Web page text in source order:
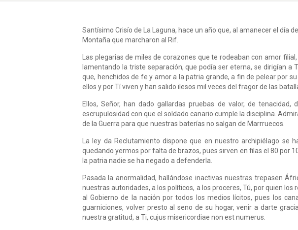
Santísimo Crisío de La Laguna, hace un año que, al amanecer el día
Montaña que marcharon al Rif.
Las plegarias de miles de corazones que te rodeaban con amor
lamentando la triste separación, que podía ser eterna, se dirigían
que, henchidos de fe y amor a la patria grande, a fin de pelear por
ellos y por Tí viven y han salido ilesos mil veces del fragor de las
Ellos, Señor, han dado gallardas pruebas de valor, de
escrupulosidad con que el soldado canario cumple la disciplina.
de la Guerra para que nuestras baterías no salgan de Marrruecos.
La ley da Reclutamiento dispone que en nuestro archipiélago
quedando yermos por falta de brazos, pues sirven en filas el 80 por
la patria nadie se ha negado a defenderla.
Pasada la anormalidad, hallándose inactivas nuestras trepasen
nuestras autoridades, a los políticos, a los proceres, Tú, por quien
al Gobierno de la nación por todos los medios lícitos, pues los
guarniciones, volver presto al seno de su hogar, venir a darte
nuestra gratitud, a Ti, cujus misericordiae non est numerus.